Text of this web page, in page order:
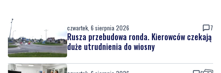
czwartek, 6 sierpnia 2026 6
Nowy sprzęt z KPO już służy pacjentom, trwa